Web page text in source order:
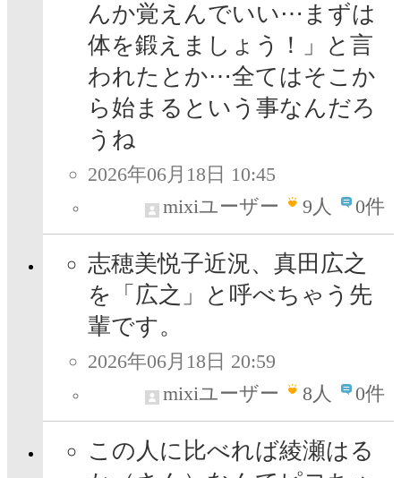
んか覚えんでいい⋯まずは
体を鍛えましょう！」と言
われたとか⋯全てはそこか
ら始まるという事なんだろ
うね
2026年06月18日 10:45
mixiユーザー
9人 0件
志穂美悦子近況、真田広之
を「広之」と呼べちゃう先
輩です。
2026年06月18日 20:59
mixiユーザー
8人 0件
この人に比べれば綾瀬はる